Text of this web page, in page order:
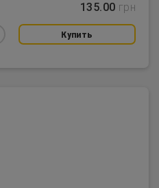
135.00 грн
Купить